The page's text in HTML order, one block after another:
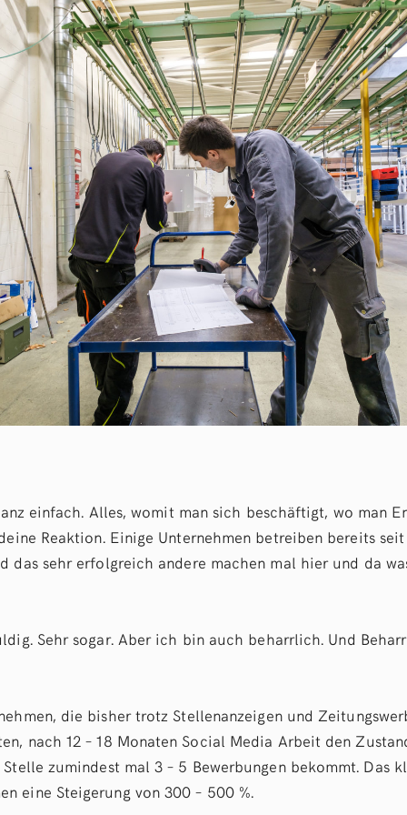
einfach. Alles, womit man sich beschäftigt, wo man
Reaktion. Einige Unternehmen betreiben bereits
das sehr erfolgreich andere machen mal hier und da
Sehr sogar. Aber ich bin auch beharrlich. Und
die bisher trotz Stellenanzeigen und
nach 12 – 18 Monaten Social Media Arbeit den
zumindest mal 3 – 5 Bewerbungen bekommt. Das
eine Steigerung von 300 – 500 %.